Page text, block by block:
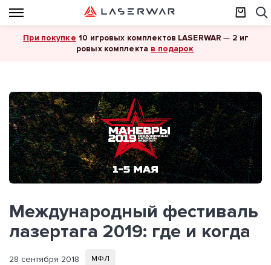
При покупке 10 игровых комплектов LASERWAR — 2 иг
ровых комплекта в подарок
Международный фестиваль
лазертага 2019: где и когда
28 сентября 2018 МФЛ